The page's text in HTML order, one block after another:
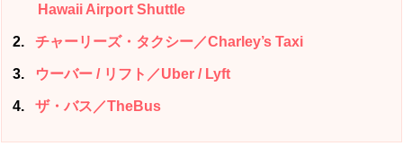
Hawaii Airport Shuttle
2 チャーリーズ・タクシー／Charley’s Taxi
3 ウーバー / リフト／Uber / Lyft
4 ザ・バス／TheBus